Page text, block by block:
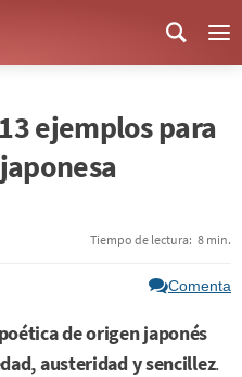
ejemplos para
Tiempo de lectura: 8 min.
Comenta
de origen japonés
austeridad y sencillez.